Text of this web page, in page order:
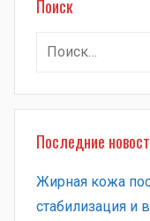
Поиск
Найти:
Последние
Жирная кожа
стабилизация и